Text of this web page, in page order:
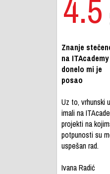
4.5
Znanje
na ITAcademy
donelo mi je
posao
Uz to, vrhunski
imali na
projekti na
potpunosti su
uspešan rad.
Ivana Radić